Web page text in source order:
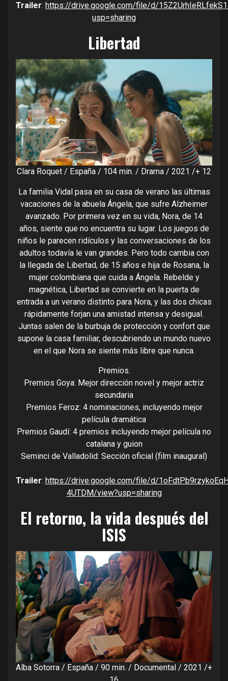
Trailer: https://drive.google.com/file/d/
usp=sharing
Libertad
Clara Roquet / España / 104 min. / Drama / 2021 /+ 12
La familia Vidal pasa en su casa de verano las últimas
vacaciones de la abuela Ángela, que sufre Alzheimer
avanzado. Por primera vez en su vida, Nora, de 14
años, siente que no encuentra su lugar. Los juegos de
niños le parecen ridículos y las conversaciones de los
adultos todavía le van grandes. Pero todo cambia con
la llegada de Libertad, de 15 años e hija de Rosana, la
mujer colombiana que cuida a Ángela. Rebelde y
magnética, Libertad se convierte en la puerta de
entrada a un verano distinto para Nora, y las dos chicas
rápidamente forjan una amistad intensa y desigual.
Juntas salen de la burbuja de protección y confort que
supone la casa familiar, descubriendo un mundo nuevo
en el que Nora se siente más libre que nunca.
Premios.
Premios Goya: Mejor dirección novel y mejor actriz
secundaria
Premios Feroz: 4 nominaciones, incluyendo mejor
película dramática
Premios Gaudí: 4 premios incluyendo mejor película no
catalana y guion
Seminci de Valladolid: Sección oficial (film inaugural)
Trailer: https://drive.google.com/file/d/
4UTDM/view?usp=sharing
El retorno, la vida después del
ISIS
Alba Sotorra / España / 90 min. / Documental / 2021 /+